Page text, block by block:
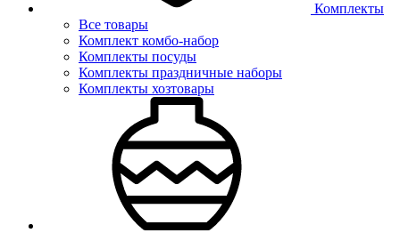
Комплекты
Все товары
Комплект комбо-набор
Комплекты посуды
Комплекты праздничные наборы
Комплекты хозтовары